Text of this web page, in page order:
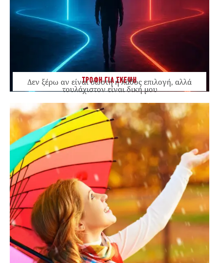
ΤΡΟΦΗ ΓΙΑ ΣΚΕΨΗ
Δεν ξέρω αν είναι σωστή ή λάθος επιλογή, αλλά
τουλάχιστον είναι δική μου